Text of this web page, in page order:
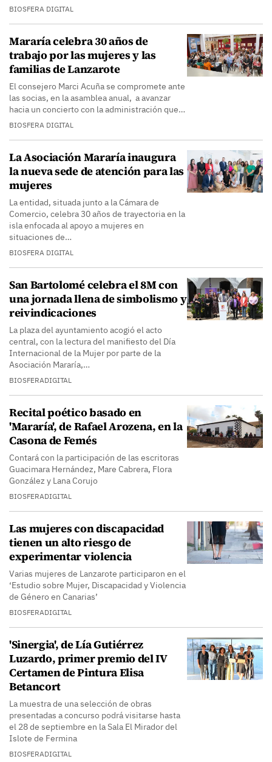
BIOSFERA DIGITAL
Mararía celebra 30 años de
trabajo por las mujeres y las
familias de Lanzarote
El consejero Marci Acuña se compromete ante
las socias, en la asamblea anual, a avanzar
hacia un concierto con la administración que…
BIOSFERA DIGITAL
La Asociación Mararía inaugura
la nueva sede de atención para las
mujeres
La entidad, situada junto a la Cámara de
Comercio, celebra 30 años de trayectoria en la
isla enfocada al apoyo a mujeres en
situaciones de…
BIOSFERA DIGITAL
San Bartolomé celebra el 8M con
una jornada llena de simbolismo y
reivindicaciones
La plaza del ayuntamiento acogió el acto
central, con la lectura del manifiesto del Día
Internacional de la Mujer por parte de la
Asociación Mararía,…
BIOSFERADIGITAL
Recital poético basado en
'Mararía', de Rafael Arozena, en la
Casona de Femés
Contará con la participación de las escritoras
Guacimara Hernández, Mare Cabrera, Flora
González y Lana Corujo
BIOSFERADIGITAL
Las mujeres con discapacidad
tienen un alto riesgo de
experimentar violencia
Varias mujeres de Lanzarote participaron en el
‘Estudio sobre Mujer, Discapacidad y Violencia
de Género en Canarias’
BIOSFERADIGITAL
'Sinergia', de Lía Gutiérrez
Luzardo, primer premio del IV
Certamen de Pintura Elisa
Betancort
La muestra de una selección de obras
presentadas a concurso podrá visitarse hasta
el 28 de septiembre en la Sala El Mirador del
Islote de Fermina
BIOSFERADIGITAL